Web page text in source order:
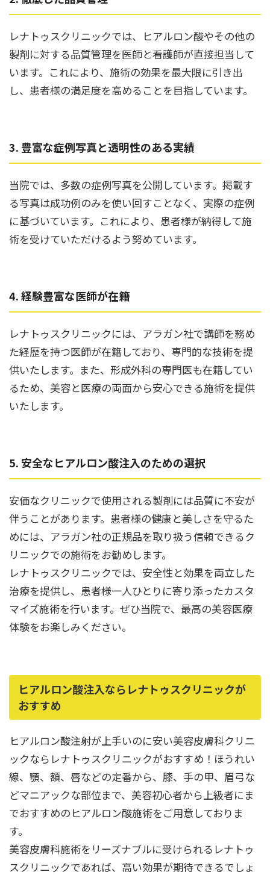
レナトゥスクリニックでは、ヒアルロン酸やその他の
製剤に対する品質管理を医師と看護師が直接担当して
います。これにより、施術の効果を最大限に引き出
し、患者様の満足度を高めることを目指しています。
3. 豊富な症例写真と透明性のある実績
当院では、多数の症例写真を公開しています。掲載す
る写真は成功例のみを使い回すことなく、実際の症例
に基づいています。これにより、患者様が納得して施
術を受けていただけるよう努めています。
4. 経験豊富な医師が在籍
レナトゥスクリニックには、アラガン社で講師を務め
た経歴を持つ医師が在籍しており、専門的な技術を提
供いたします。また、形成外科の専門医も在籍してい
るため、美容と医療の両面から安心できる施術を提供
いたします。
5. 安全なヒアルロン酸注入のための選択
安価なクリニックで使用される製剤には品質に不安が
伴うことがあります。患者様の健康と美しさを守るた
めには、アラガン社の正規品を取り扱う信頼できるク
リニックでの施術をお勧めします。
レナトゥスクリニックでは、安全性と効果を両立した
治療を提供し、患者様一人ひとりに寄り添ったカスタ
マイズ施術を行います。ぜひ当院で、最高の美容医療
体験をお楽しみください。
ヒアルロン酸注入ならレナトゥスクリニックが
おすすめ
ヒアルロン酸注射が上手いのに安い美容皮膚科クリニ
ックならレナトゥスクリニックがおすすめ！ほうれい
線、顎、額、唇などの定番から、膝、手の甲、眉弓な
どマニアックな部位まで、美容初心者から上級者にま
でおすすめのヒアルロン酸施術をご用意しておりま
す。
美容皮膚科施術をリーズナブルに受けられるレナトゥ
スクリニックであれば、高い効果が期待できるでしょ